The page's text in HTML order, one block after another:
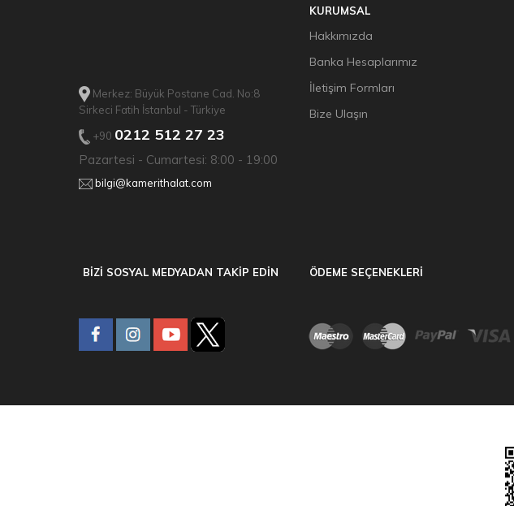
Merkez: Büyük Postane Cad. No:8
Sirkeci Fatih İstanbul - Türkiye
+90 0212 512 27 23
Pazartesi - Cumartesi: 8:00 - 19:00
bilgi@kamerithalat.com
KURUMSAL
Hakkımızda
Banka Hesaplarımız
İletişim Formları
Bize Ulaşın
BİZİ SOSYAL MEDYADAN TAKİP EDİN ÖDEME SEÇENEKLERİ